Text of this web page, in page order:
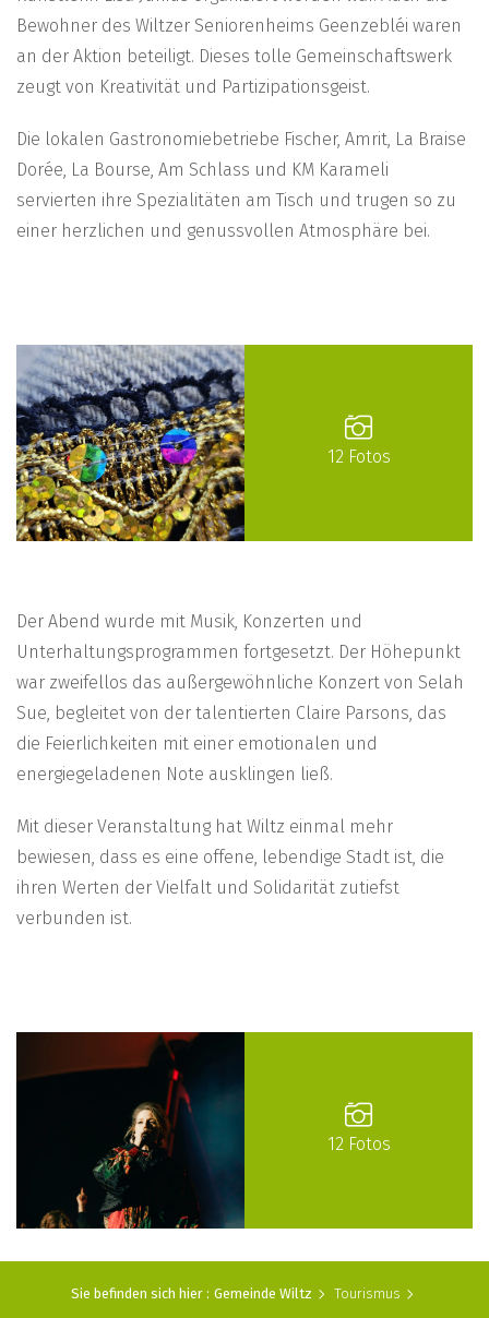
Bewohner des Wiltzer Seniorenheims Geenzebléi waren
an der Aktion beteiligt. Dieses tolle Gemeinschaftswerk
zeugt von Kreativität und Partizipationsgeist.
Die lokalen Gastronomiebetriebe Fischer, Amrit, La Braise
Dorée, La Bourse, Am Schlass und KM Karameli
servierten ihre Spezialitäten am Tisch und trugen so zu
einer herzlichen und genussvollen Atmosphäre bei.
12 Fotos
Der Abend wurde mit Musik, Konzerten und
Unterhaltungsprogrammen fortgesetzt. Der Höhepunkt
war zweifellos das außergewöhnliche Konzert von Selah
Sue, begleitet von der talentierten Claire Parsons, das
die Feierlichkeiten mit einer emotionalen und
energiegeladenen Note ausklingen ließ.
Mit dieser Veranstaltung hat Wiltz einmal mehr
bewiesen, dass es eine offene, lebendige Stadt ist, die
ihren Werten der Vielfalt und Solidarität zutiefst
verbunden ist.
12 Fotos
Sie befinden sich hier : Gemeinde Wiltz
Tourismus